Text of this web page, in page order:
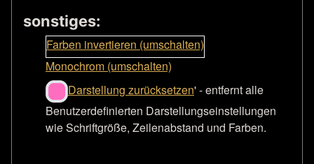
sonstiges:
Farben invertieren (umschalten)
Monochrom (umschalten)
Darstellung zurücksetzen' - entfernt alle
Benutzerdefinierten Darstellungseinstellungen
wie Schriftgröße, Zeilenabstand und Farben.